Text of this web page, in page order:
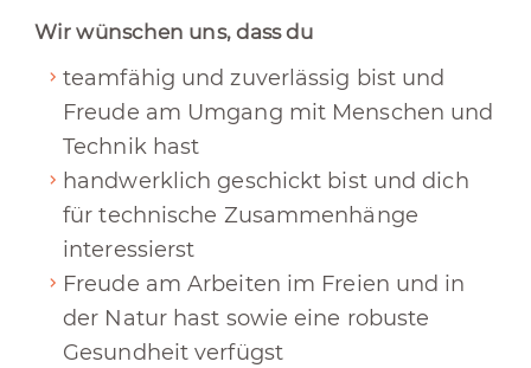
Wir wünschen uns, dass du
teamfähig und zuverlässig bist und
Freude am Umgang mit Menschen und
Technik hast
handwerklich geschickt bist und dich
für technische Zusammenhänge
interessierst
Freude am Arbeiten im Freien und in
der Natur hast sowie eine robuste
Gesundheit verfügst